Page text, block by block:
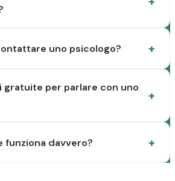
uno psicologo?
gratuite per parlare con uno
funziona davvero?